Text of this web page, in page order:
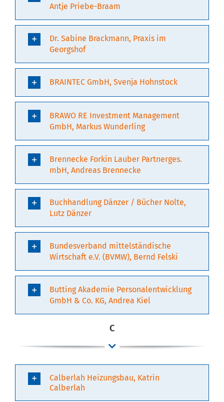
Antje Priebe-Braam
Dr. Sabine Brackmann, Praxis im
Georgshof
BRAINTEC GmbH, Svenja Hohnstock
BRAWO RE Investment Management
GmbH, Markus Wunderling
Brennecke Forkin Lauber Partnerges.
mbH, Andreas Brennecke
Buchhandlung Dänzer / Bücher Nolte,
Lutz Dänzer
Bundesverband mittelständische
Wirtschaft e.V. (BVMW), Bernd Felski
Butting Akademie Personalentwicklung
GmbH & Co. KG, Andrea Kiel
C
Calberlah Heizungsbau, Katrin
Calberlah